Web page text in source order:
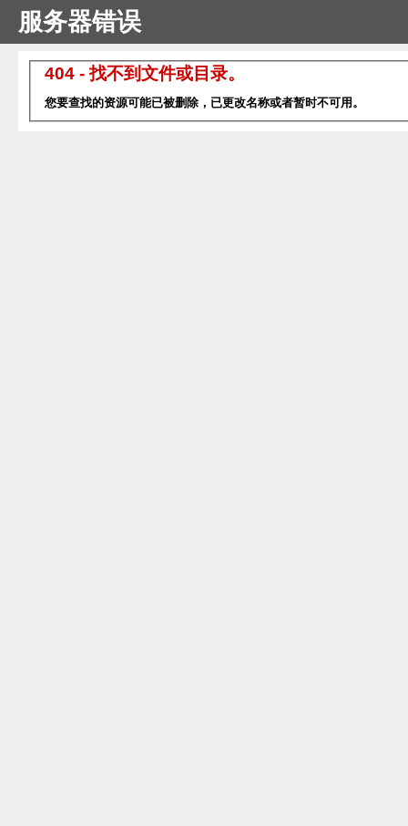
服务器错误
404 - 找不到文件或目录。
您要查找的资源可能已被删除，已更改名称或者暂时不可用。